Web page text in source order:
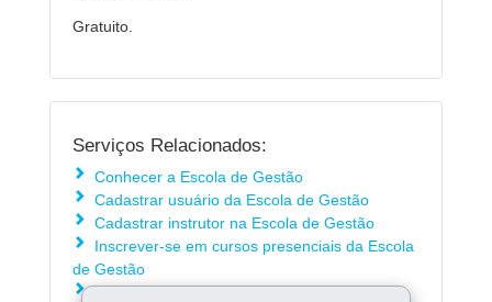
Gratuito.
Serviços Relacionados:
Conhecer a Escola de Gestão
Cadastrar usuário da Escola de Gestão
Cadastrar instrutor na Escola de Gestão
Inscrever-se em cursos presenciais da Escola
de Gestão
Conhecer a capacitação a distância - Efaz